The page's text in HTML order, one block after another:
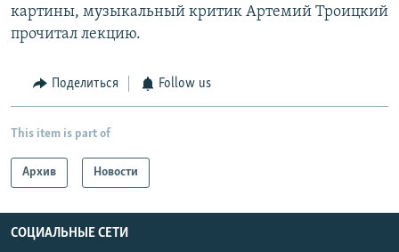
картины, музыкальный критик Артемий Троицкий
прочитал лекцию.
Поделиться Follow us
This item is part of
Архив Новости
СОЦИАЛЬНЫЕ СЕТИ